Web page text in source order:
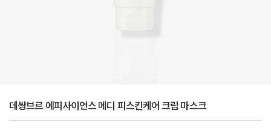
데쌍브르 에피사이언스 메디 피스킨케어 크림 마스크